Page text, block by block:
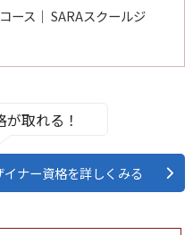
ース｜ SARAスクールジ
取れる！
ナー資格を詳しくみる